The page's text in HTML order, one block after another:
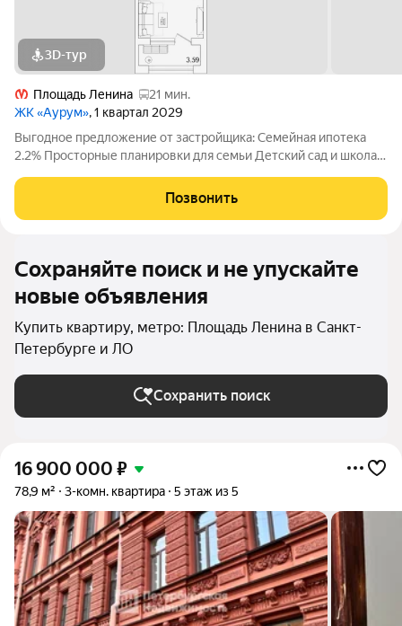
3D-тур
Площадь Ленина
21 мин.
ЖК «Аурум», 1 квартал 2029
Выгодное предложение от застройщика: Семейная ипотека
2.2% Просторные планировки для семьи Детский сад и школа
Подземный паркинг со спуском на лифте Дизайнерские лобби
с арт-объектом
Позвонить
Сохраняйте поиск и не упускайте
новые объявления
Купить квартиру, метро: Площадь Ленина в Санкт-
Петербурге и ЛО
Сохранить поиск
16 900 000 ₽
78,9 м² 3-комн. квартира 5 этаж из 5